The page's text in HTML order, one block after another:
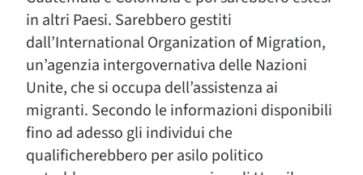
in altri Paesi. Sarebbero gestiti
dall’International Organization of Migration,
un’agenzia intergovernativa delle Nazioni
Unite, che si occupa dell’assistenza ai
migranti. Secondo le informazioni disponibili
fino ad adesso gli individui che
qualificherebbero per asilo politico